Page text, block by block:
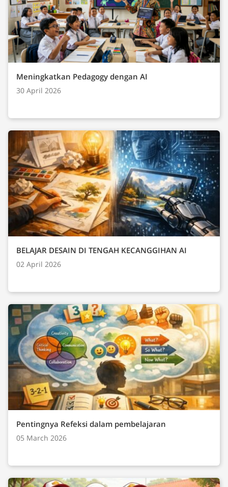
Meningkatkan Pedagogy dengan AI
30 April 2026
BELAJAR DESAIN DI TENGAH KECANGGIHAN AI
02 April 2026
Pentingnya Refeksi dalam pembelajaran
05 March 2026